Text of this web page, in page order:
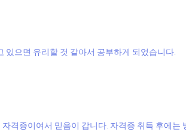
으면 유리할 것 같아서 공부하게 되었습니다.
격증이여서 믿음이 갑니다. 자격증 취득 후에는